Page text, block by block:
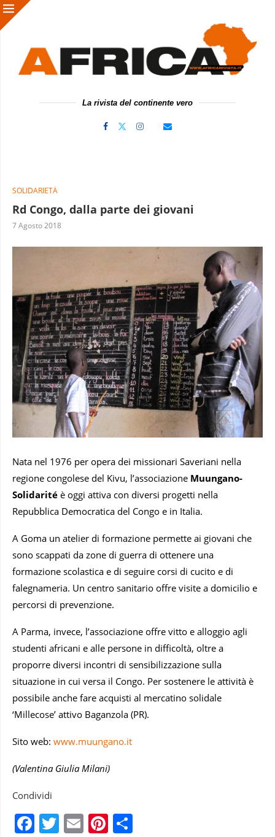
La rivista del continente vero
SOLIDARIETÀ
Rd Congo, dalla parte dei giovani
7 Agosto 2018
Nata nel 1976 per opera dei missionari Saveriani nella
regione congolese del Kivu, l’associazione Muungano-
Solidarité è oggi attiva con diversi progetti nella
Repubblica Democratica del Congo e in Italia.
A Goma un atelier di formazione permette ai giovani che
sono scappati da zone di guerra di ottenere una
formazione scolastica e di seguire corsi di cucito e di
falegnameria. Un centro sanitario offre visite a domicilio e
percorsi di prevenzione.
A Parma, invece, l’associazione offre vitto e alloggio agli
studenti africani e alle persone in difficoltà, oltre a
proporre diversi incontri di sensibilizzazione sulla
situazione in cui versa il Congo. Per sostenere le attività è
possibile anche fare acquisti al mercatino solidale
‘Millecose’ attivo Baganzola (PR).
Sito web: www.muungano.it
(Valentina Giulia Milani)
Condividi
Facebook
Twitter
EmailPinterest